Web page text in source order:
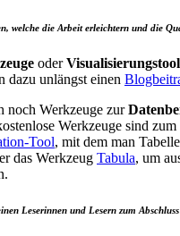
welche die Arbeit erleichtern und die
oder
dazu unlängst einen
noch Werkzeuge zur
Werkzeuge sind
Tool, mit dem man
das Werkzeug Tabula, um
Leserinnen und Lesern zum